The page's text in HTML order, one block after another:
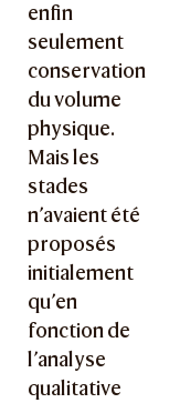
enfin
seulement
conservation
du volume
physique.
Mais les
stades
n’avaient été
proposés
initialement
qu’en
fonction de
l’analyse
qualitative